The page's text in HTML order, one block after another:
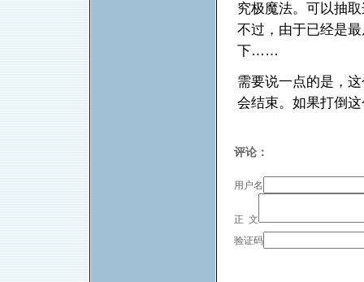
究极魔法。可以抽
不过，由于已经是
下……
需要说一点的是，
会结束。如果打倒
评论：
用户名
正 文
验证码